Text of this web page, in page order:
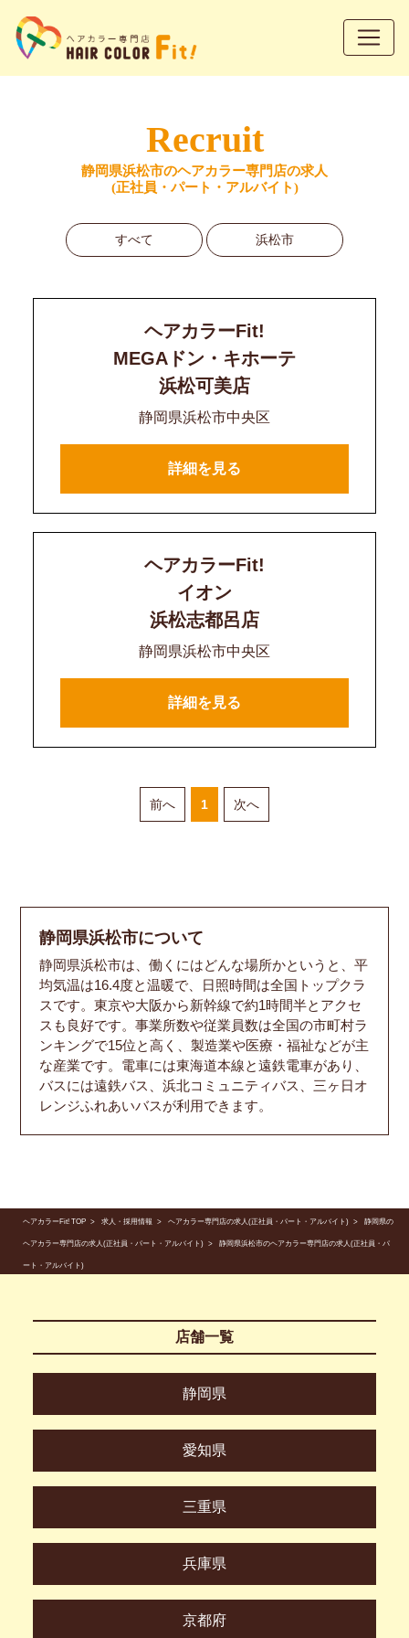
Recruit
静岡県浜松市のヘアカラー専門店の求人
(正社員・パート・アルバイト)
すべて 浜松市
ヘアカラーFit!
MEGAドン・キホーテ
浜松可美店
静岡県浜松市中央区
詳細を見る
ヘアカラーFit!
イオン
浜松志都呂店
静岡県浜松市中央区
詳細を見る
前へ 1 次へ
静岡県浜松市について
静岡県浜松市は、働くにはどんな場所かというと、平
均気温は16.4度と温暖で、日照時間は全国トップクラ
スです。東京や大阪から新幹線で約1時間半とアクセ
スも良好です。事業所数や従業員数は全国の市町村ラ
ンキングで15位と高く、製造業や医療・福祉などが主
な産業です。電車には東海道本線と遠鉄電車があり、
バスには遠鉄バス、浜北コミュニティバス、三ヶ日オ
レンジふれあいバスが利用できます。
ヘアカラーFit! TOP 求人・採用情報 ヘアカラー専門店の求人(正社員・パート・アルバイト) 静岡県の
ヘアカラー専門店の求人(正社員・パート・アルバイト) 静岡県浜松市のヘアカラー専門店の求人(正社員・パ
ート・アルバイト)
店舗一覧
静岡県
愛知県
三重県
兵庫県
京都府